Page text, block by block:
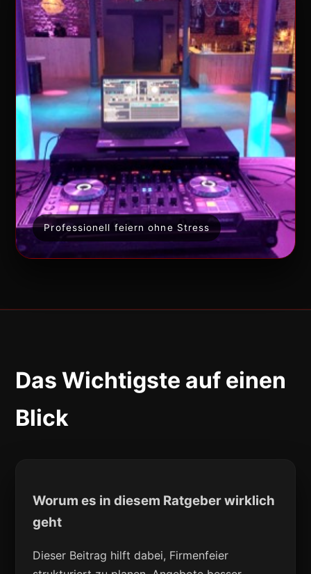
Professionell feiern ohne Stress
Das Wichtigste auf einen
Blick
Worum es in diesem Ratgeber wirklich
geht
Dieser Beitrag hilft dabei, Firmenfeier